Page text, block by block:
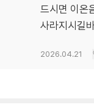
드시면 이온
사라지시길
2026.04.21